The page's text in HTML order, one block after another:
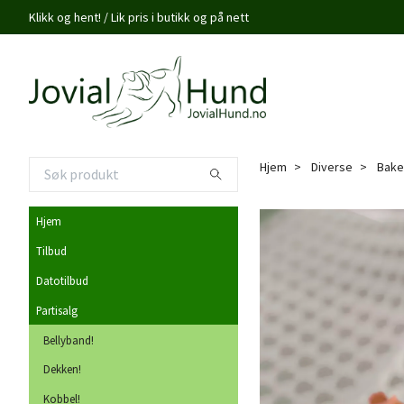
Klikk og hent! / Lik pris i butikk og på nett
Hjem
Tilbud
Datotilbud
Partisalg
Bellyband!
Dekken!
Kobbel!
Hjem Diverse